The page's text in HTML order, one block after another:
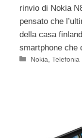
rinvio di Nokia
pensato che
della casa
smartphone che
Categorie
Nokia ,Telefonia